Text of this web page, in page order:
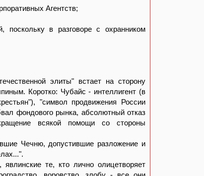
Агентств;
поскольку в разговоре с охранником
элиты" встает на сторону
Коротко: Чубайс - интеллигент (в
"символ продвижения России
фондового рынка, абсолютный отказ
всякой помощи со стороны
Чечню, допустившие разложение и
те, кто лично олицетворяет